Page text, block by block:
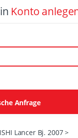
Konto
Anfrage
Lancer Bj. 2007 >